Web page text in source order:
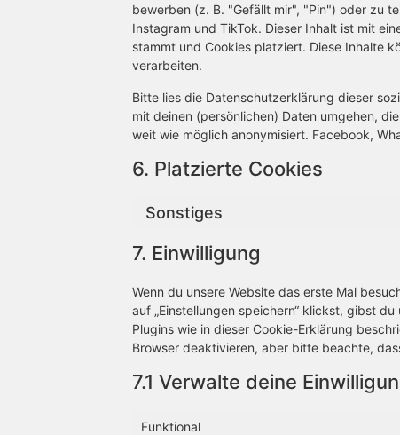
bewerben (z. B. "Gefällt mir", "Pin") oder zu
Instagram und TikTok. Dieser Inhalt ist mit
stammt und Cookies platziert. Diese Inhalte
verarbeiten.
Bitte lies die Datenschutzerklärung dieser
mit deinen (persönlichen) Daten umgehen,
weit wie möglich anonymisiert. Facebook,
6. Platzierte Cookies
Sonstiges
7. Einwilligung
Wenn du unsere Website das erste Mal
auf „Einstellungen speichern“ klickst, gibst
Plugins wie in dieser Cookie-Erklärung
Browser deaktivieren, aber bitte beachte,
7.1 Verwalte deine
Funktional